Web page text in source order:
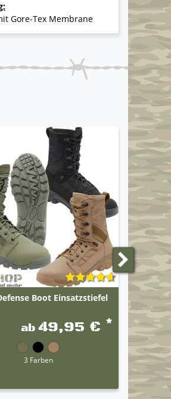
Gore-Tex Membrane
Boot Einsatzstiefel
ab49,95 € *
3 Farben
HAIX